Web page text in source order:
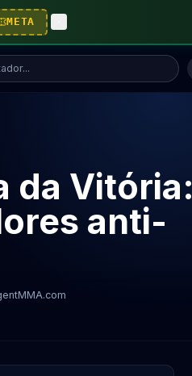
META
da Vitória:
anti-